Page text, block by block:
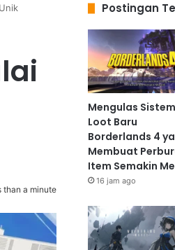
than a minute
Postingan
Mengulas Sistem
Loot Baru
Borderlands 4
Membuat
Item Semakin
16 jam ago